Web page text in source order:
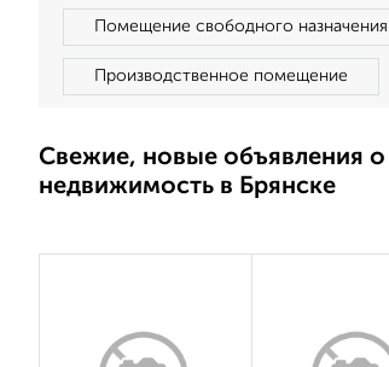
Помещение свободного назначения
Производственное помещение
Свежие, новые объявления
недвижимость в Брянске